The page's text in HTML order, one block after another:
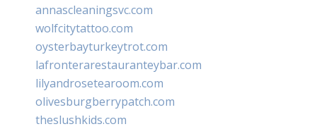
annascleaningsvc.com
wolfcitytattoo.com
oysterbayturkeytrot.com
lafronterarestauranteybar.com
lilyandrosetearoom.com
olivesburgberrypatch.com
theslushkids.com